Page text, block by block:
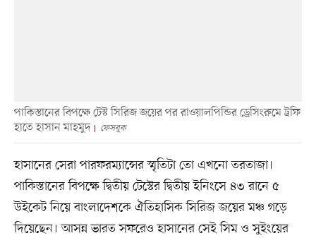
পাকিস্তানের বিপক্ষে টেস্ট সিরিজ জয়ের পর রাওয়ালপিন্ডির ড্রেসিংরুমে ট্রফি
হাতে হাসান মাহমুদ
ফেসবুক
হাসানের সেরা পারফরম্যান্সের স্মৃতিটা তো এখনো তরতাজা।
পাকিস্তানের বিপক্ষে দ্বিতীয় টেস্টের দ্বিতীয় ইনিংসে ৪৩ রানে ৫
উইকেট নিয়ে বাংলাদেশকে ঐতিহাসিক সিরিজ জয়ের মঞ্চ গড়ে
দিয়েছেন। আসন্ন ভারত সফরেও হাসানের সেই সিম ও সুইংয়ের